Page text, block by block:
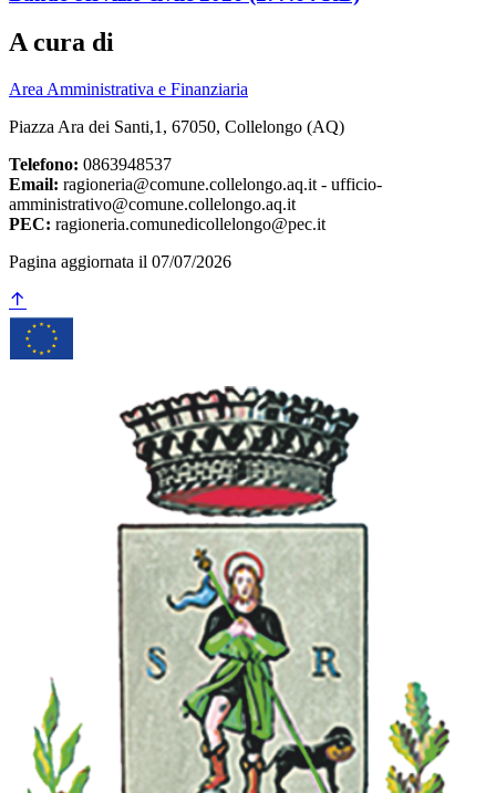
A cura di
Area Amministrativa e Finanziaria
Piazza Ara dei Santi,1, 67050, Collelongo (AQ)
Telefono: 0863948537
Email: ragioneria@comune.collelongo.aq.it - ufficio-
amministrativo@comune.collelongo.aq.it
PEC: ragioneria.comunedicollelongo@pec.it
Pagina aggiornata il 07/07/2026